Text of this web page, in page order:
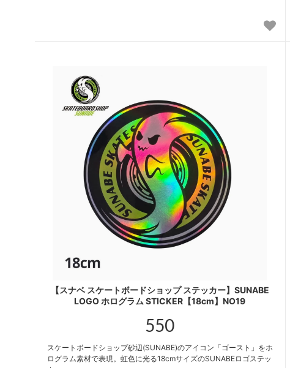
【スナベ スケートボードショップ ステッカー】SUNABE
LOGO ホログラム STICKER【18cm】NO19
550
スケートボードショップ砂辺(SUNABE)のアイコン「ゴースト」をホ
ログラム素材で表現。虹色に光る18cmサイズのSUNABEロゴステッ